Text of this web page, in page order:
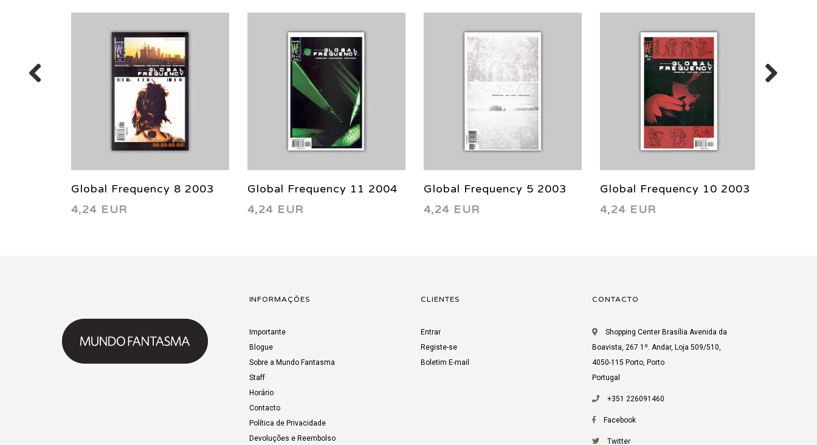
Global Frequency 8 2003
4,24 EUR
Global Frequency 11 2004
4,24 EUR
Global Frequency 5 2003
4,24 EUR
Global Frequency 10 2003
4,24 EUR
INFORMAÇÕES
Importante
Blogue
Sobre a Mundo Fantasma
Staff
Horário
Contacto
Política de Privacidade
Devoluções e Reembolso
CLIENTES
Entrar
Registe-se
Boletim E-mail
CONTACTO
Shopping Center Brasília Avenida da
Boavista, 267 1º. Andar, Loja 509/510,
4050-115 Porto, Porto
Portugal
+351 226091460
Facebook
Twitter